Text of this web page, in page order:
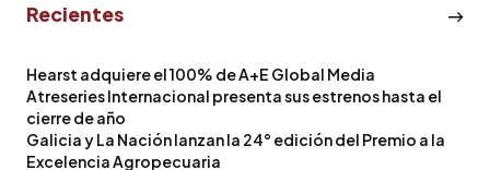
Recientes
Hearst adquiere el 100% de A+E Global Media
Atreseries Internacional presenta sus estrenos hasta el
cierre de año
Galicia y La Nación lanzan la 24° edición del Premio a la
Excelencia Agropecuaria